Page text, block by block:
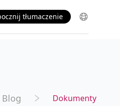
tłumaczenie
Blog Dokumenty